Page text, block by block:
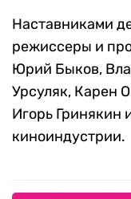
Наставниками
режиссеры и
Юрий Быков,
Урсуляк, Карен
Игорь Гринякин
киноиндустрии.